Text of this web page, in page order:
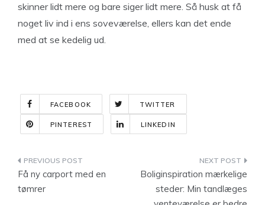
skinner lidt mere og bare siger lidt mere. Så husk at få
noget liv ind i ens soveværelse, ellers kan det ende
med at se kedelig ud.
FACEBOOK TWITTER
PINTEREST LINKEDIN
Indlægsnavigation
Få ny carport med en
tømrer
Boliginspiration mærkelige
steder: Min tandlæges